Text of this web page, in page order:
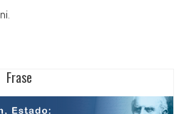
Frase